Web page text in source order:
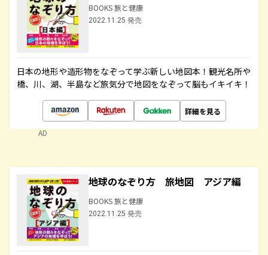
BOOKS 旅と健康
2022.11.25 発売
日本の地形や造形物をなぞって学ぶ新しい地図本！観光名所や
橋、川、湖、半島など旅気分で地図をなぞって脳もイキイキ！
詳細を見る
AD
地球のなぞり方 旅地図 アジア編
BOOKS 旅と健康
2022.11.25 発売